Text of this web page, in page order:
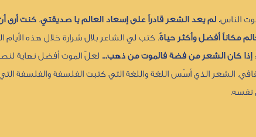
الناس. لم يعد الشعر قادراً على إسعاد العالم يا صديقتي. كنت أرى
مكاناً أفضل وأكثر حياةً. كتب لي الشاعر بلال شرارة خلال هذه
إذا كان الشعر من فضة فالموت من ذهب... لعلّ الموت أفضل نهاية
الشعر الذي أسّس اللغة واللغة التي كتبت الفلسفة والفلسفة
نفسه.